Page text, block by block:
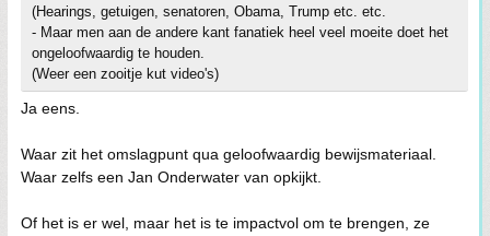
(Hearings, getuigen, senatoren, Obama, Trump etc. etc.
- Maar men aan de andere kant fanatiek heel veel moeite doet het
ongeloofwaardig te houden.
(Weer een zooitje kut video's)
Ja eens.
Waar zit het omslagpunt qua geloofwaardig bewijsmateriaal.
Waar zelfs een Jan Onderwater van opkijkt.
Of het is er wel, maar het is te impactvol om te brengen, ze